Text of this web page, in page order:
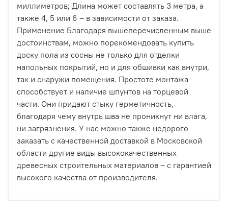
Как это работает на практике?
Процесс максимально прост:
Вы выбираете доски из нашей линейки
термодревесины HARDRET.
Заказываете комплект «БлицПланк», подходящий
под вашу задачу (для фасада с шагом
направляющих 60 см или для террасы с шагом 50
см).
Монтируете. Первая доска фиксируется стартовым
крепежом, последующие просто защелкиваются
паз в паз и прикручиваются скрытым крепежом
«Крылан».
миллиметров; Длина может составлять 3 метра, а
также 4, 5 или 6 – в зависимости от заказа.
Применение Благодаря вышеперечисленным выше
достоинствам, можно порекомендовать купить
доску пола из сосны не только для отделки
напольных покрытий, но и для обшивки как внутри,
так и снаружи помещения. Простоте монтажа
способствует и наличие шпунтов на торцевой
части. Они придают стыку герметичность,
благодаря чему внутрь шва не проникнут ни влага,
ни загрязнения. У нас можно также недорого
заказать с качественной доставкой в Московской
области другие виды высококачественных
древесных строительных материалов – с гарантией
высокого качества от производителя.